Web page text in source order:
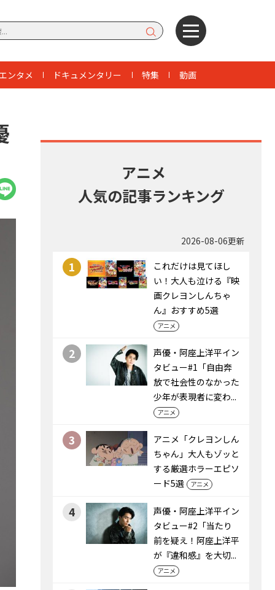
ンタメ ドキュメンタリー 特集 動画
アニメ
人気の記事ランキング
2026-08-06更新
1
これだけは見てほし
い！大人も泣ける『映
画クレヨンしんちゃ
ん』おすすめ5選
アニメ
2
声優・阿座上洋平イン
タビュー#1「自由奔
放で社会性のなかった
少年が表現者に変わ...
アニメ
3
アニメ「クレヨンしん
ちゃん」大人もゾッと
する厳選ホラーエピソ
ード5選
アニメ
4
声優・阿座上洋平イン
タビュー#2「当たり
前を疑え！阿座上洋平
が『違和感』を大切...
アニメ